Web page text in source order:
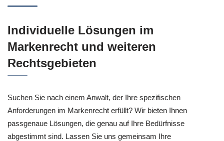
Individuelle Lösungen im
Markenrecht und weiteren
Rechtsgebieten
Suchen Sie nach einem Anwalt, der Ihre spezifischen
Anforderungen im Markenrecht erfüllt? Wir bieten Ihnen
passgenaue Lösungen, die genau auf Ihre Bedürfnisse
abgestimmt sind. Lassen Sie uns gemeinsam Ihre